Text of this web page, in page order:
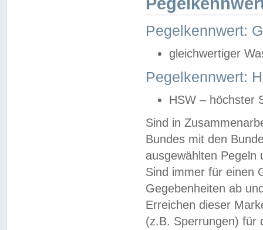
Pegelkennwert:
gleichwertiger
Pegelkennwert:
HSW – höchster
Sind in
Bundes mit den
ausgewählten
Sind immer für einen
Gegebenheiten ab
Erreichen dieser
(z.B. Sperrungen) für